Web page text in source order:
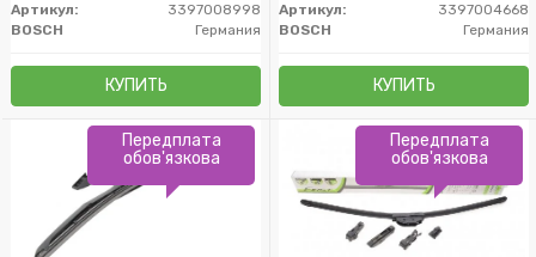
Артикул:
3397008998
BOSCH
Германия
КУПИТЬ
Артикул:
3397004668
BOSCH
Германия
КУПИТЬ
Передплата
обов'язкова
Передплата
обов'язкова